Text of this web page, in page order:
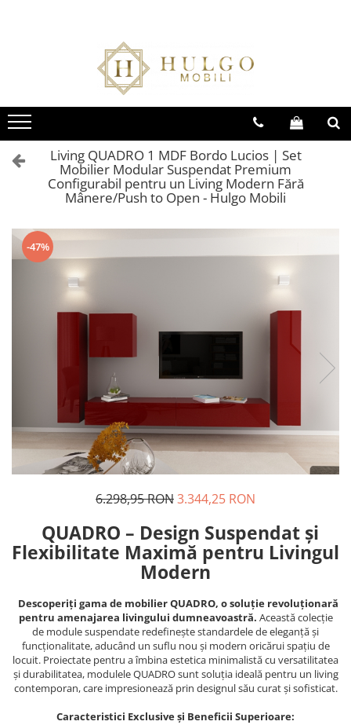
Bucatarie EVORA
Seturi Bucatarie Evora
Corpuri Evora
Bucatarie BLANCA
Seturi Bucatarie Blanca
Corpuri Blanca
Living QUADRO
Colectia QUADRO
Seturi Living QUADRO
Corpuri QUADRO
Seturi Baie Eos
Corpuri Baie Eos
Living QUADRO 1 MDF Bordo Lucios | Set
Mobilier Modular Suspendat Premium
Configurabil pentru un Living Modern Fără
Mânere/Push to Open - Hulgo Mobili
-47%
6.298,95 RON3.344,25 RON
QUADRO – Design Suspendat și
Flexibilitate Maximă pentru Livingul
Modern
Descoperiți gama de mobilier QUADRO, o soluție revoluționară
pentru amenajarea livingului dumneavoastră. Această colecție
de module suspendate redefinește standardele de eleganță și
funcționalitate, aducând un suflu nou și modern oricărui spațiu de
locuit. Proiectate pentru a îmbina estetica minimalistă cu versatilitatea
și durabilitatea, modulele QUADRO sunt soluția ideală pentru un living
contemporan, care impresionează prin designul său curat și sofisticat.
Caracteristici Exclusive și Beneficii Superioare: